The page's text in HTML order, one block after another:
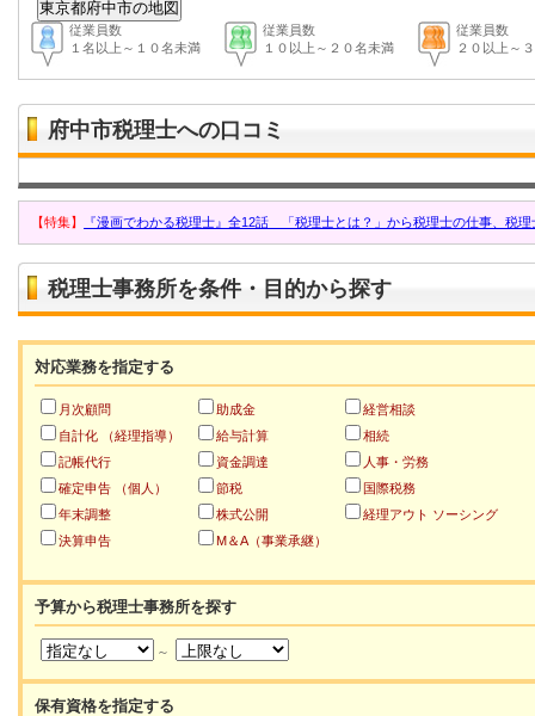
従業員数
１名以上～１０名未満
従業員数
１０以上～２０名未満
従業員数
２０以上～
府中市税理士への口コミ
【特集】 『漫画でわかる税理士』全12話 「税理士とは？」から税理士の仕事、税
税理士事務所を条件・目的から探す
対応業務を指定する
月次顧問
自計化 （経理指導）
記帳代行
確定申告 （個人）
年末調整
決算申告
助成金
給与計算
資金調達
節税
株式公開
M＆A（事業承継）
経営相談
相続
人事・労務
国際税務
経理アウト ソーシング
予算から税理士事務所を探す
～
保有資格を指定する